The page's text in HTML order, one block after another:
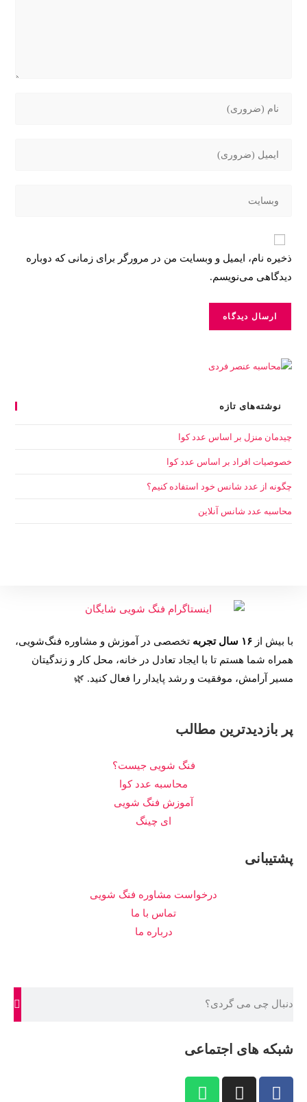
ذخیره نام، ایمیل و وبسایت من در مرورگر برای زمانی که دوباره
دیدگاهی می‌نویسم.
نوشته‌های تازه
چیدمان منزل بر اساس عدد کوا
خصوصیات افراد بر اساس عدد کوا
چگونه از عدد شانس خود استفاده کنیم؟
محاسبه عدد شانس آنلاین
با بیش از ۱۶ سال تجربه
تخصصی در آموزش و مشاوره فنگ‌شویی،
همراه شما هستم تا با ایجاد تعادل در خانه، محل کار و زندگیتان
مسیر آرامش، موفقیت و رشد پایدار را فعال کنید. 🌿
پر بازدیدترین مطالب
فنگ شویی جیست؟
محاسبه عدد کوا
آموزش فنگ شویی
ای چینگ
پشتیبانی
درخواست مشاوره فنگ شویی
تماس با ما
درباره ما
شبکه های اجتماعی